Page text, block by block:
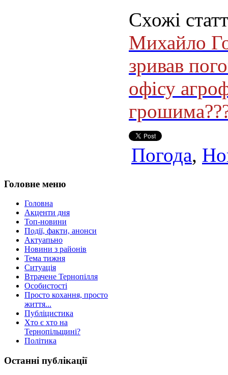
Схожі
Михайло
зривав
офісу
Погода,
Головне меню
Головна
Акценти дня
Топ-новини
Події, факти, анонси
Актуапьно
Новини з районів
Тема тижня
Ситуація
Втрачене Тернопілля
Особистості
Просто кохання, просто
життя...
Публіцистика
Хто є хто на
Тернопільщині?
Політика
Останні публікації